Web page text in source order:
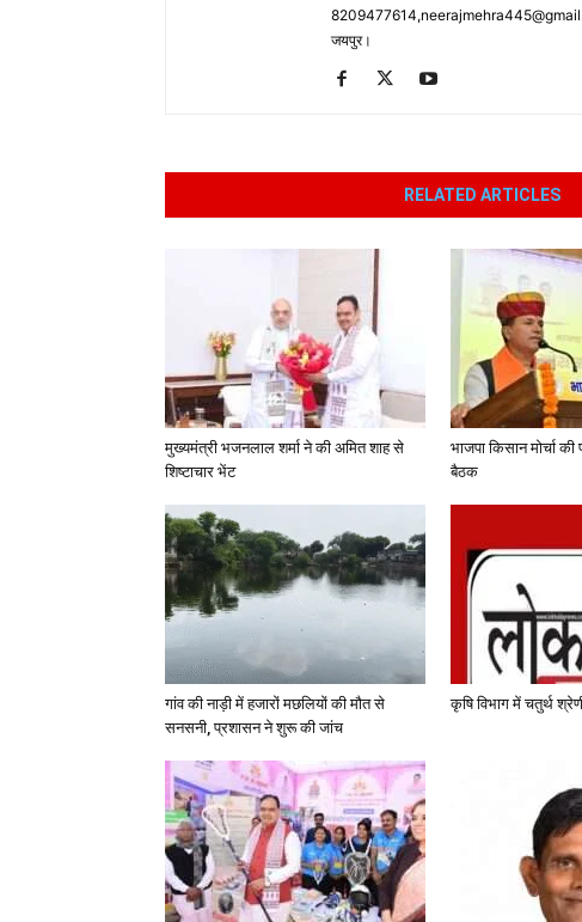
जयपुर।
RELATED ARTICLES
मुख्यमंत्री भजनलाल शर्मा ने की अमित शाह से
शिष्टाचार भेंट
भाजपा किसान मोर्चा
बैठक
गांव की नाड़ी में हजारों मछलियों की मौत से
सनसनी, प्रशासन ने शुरू की जांच
कृषि विभाग में चतुर्थ